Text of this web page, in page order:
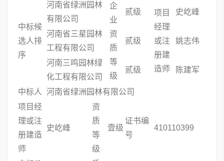
中标候
选人排
序
河南省绿洲园林
有限公司
企
业
资
质
等
级
贰级
项目
经理
或注
册建
造师
史屹峰
河南省三星园林
工程有限公司
贰级 姚志伟
河南三鸣园林绿
化工程有限公司
贰级 陈建军
中标人 河南省绿洲园林有限公司
项目经
理或注
册建造
师
史屹峰
资
质
等
级
壹级
证书编
号
410110399